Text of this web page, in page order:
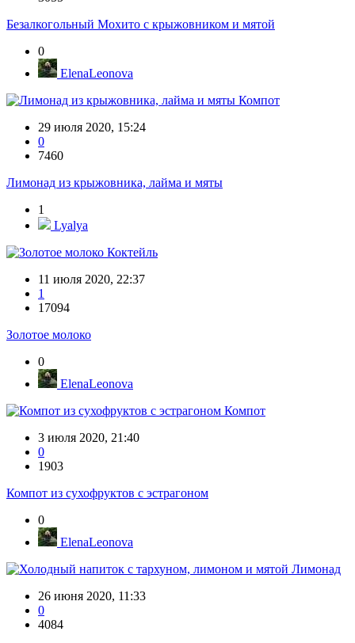
Безалкогольный Мохито с крыжовником и мятой
0
ElenaLeonova
Компот
29 июля 2020, 15:24
0
7460
Лимонад из крыжовника, лайма и мяты
1
Lyalya
Коктейль
11 июля 2020, 22:37
1
17094
Золотое молоко
0
ElenaLeonova
Компот
3 июля 2020, 21:40
0
1903
Компот из сухофруктов с эстрагоном
0
ElenaLeonova
Лимонад
26 июня 2020, 11:33
0
4084